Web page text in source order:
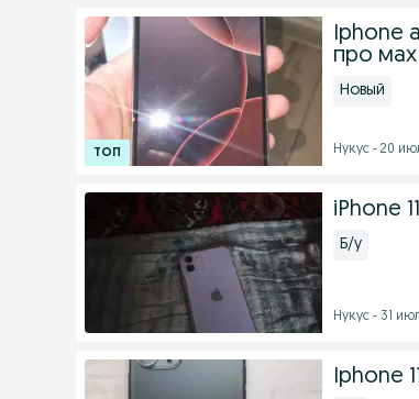
Iphone
про мах
Новый
Нукус - 20
iPhone
Б/у
Нукус - 31
Iphone